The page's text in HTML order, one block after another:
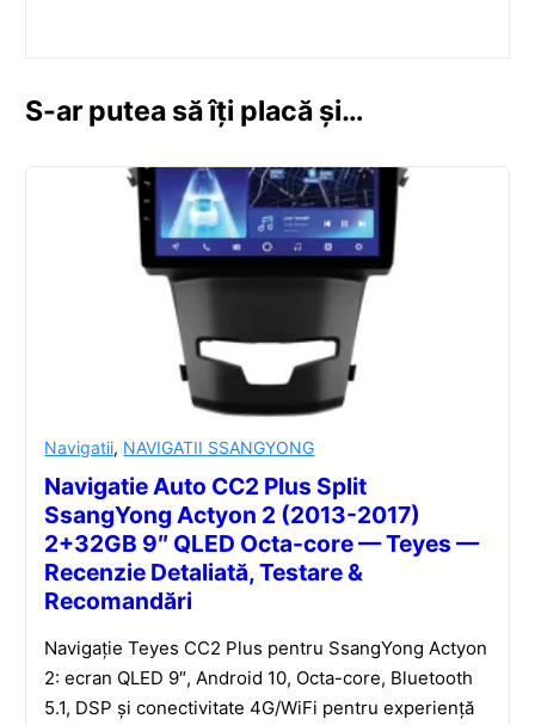
S-ar putea să îți placă și…
Navigatii, NAVIGATII SSANGYONG
Navigatie Auto CC2 Plus Split
SsangYong Actyon 2 (2013-2017)
2+32GB 9″ QLED Octa-core — Teyes —
Recenzie Detaliată, Testare &
Recomandări
Navigație Teyes CC2 Plus pentru SsangYong Actyon
2: ecran QLED 9″, Android 10, Octa-core, Bluetooth
5.1, DSP și conectivitate 4G/WiFi pentru experiență